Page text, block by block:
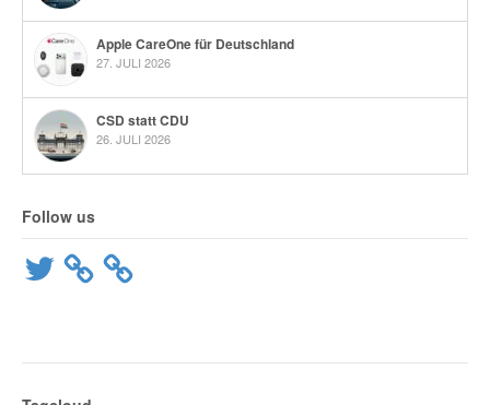
Apple CareOne für Deutschland
27. JULI 2026
CSD statt CDU
26. JULI 2026
Follow us
Twitter